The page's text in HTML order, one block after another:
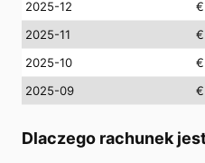
2025-12
2025-11
2025-10
2025-09
Dlaczego rachunek